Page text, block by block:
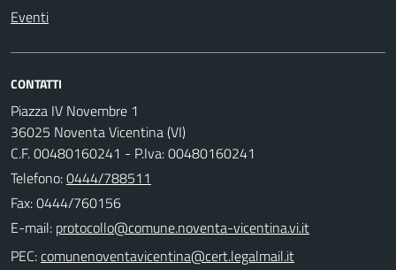
Eventi
CONTATTI
Piazza IV Novembre 1
36025 Noventa Vicentina (VI)
C.F. 00480160241 - P.Iva: 00480160241
Telefono:0444/788511
Fax: 0444/760156
E-mail:
PEC: